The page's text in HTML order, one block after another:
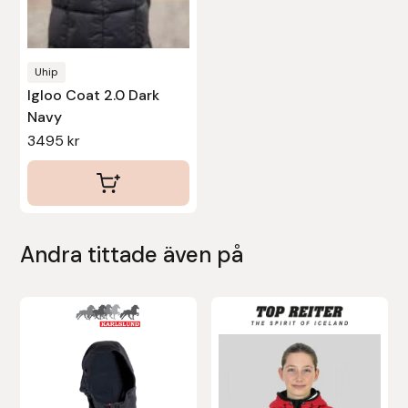
Uhip
Igloo Coat 2.0 Dark
Navy
3495kr
väljas
på
produktsidan
Andra tittade även på
produkten
här
produkten
Uhip
Uvex
Vals